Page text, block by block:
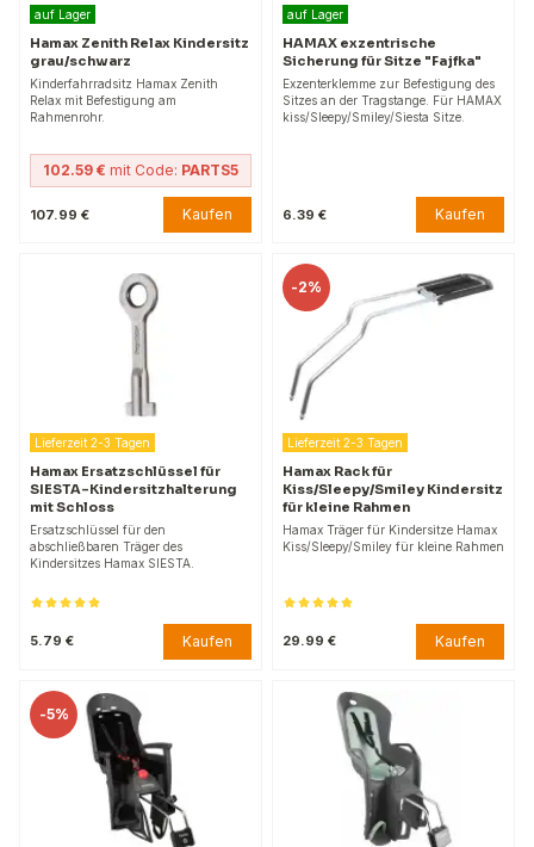
auf Lager
Hamax Zenith Relax Kindersitz
grau/schwarz
Kinderfahrradsitz Hamax Zenith
Relax mit Befestigung am
Rahmenrohr.
102.59 € mit Code: PARTS5
107.99 € Kaufen
auf Lager
HAMAX exzentrische
Sicherung für Sitze "Fajfka"
Exzenterklemme zur Befestigung des
Sitzes an der Tragstange. Für HAMAX
kiss/Sleepy/Smiley/Siesta Sitze.
6.39 € Kaufen
Lieferzeit 2-3 Tagen
Hamax Ersatzschlüssel für
SIESTA-Kindersitzhalterung
mit Schloss
Ersatzschlüssel für den
abschließbaren Träger des
Kindersitzes Hamax SIESTA.
5.79 € Kaufen
-2%
Lieferzeit 2-3 Tagen
Hamax Rack für
Kiss/Sleepy/Smiley Kindersitz
für kleine Rahmen
Hamax Träger für Kindersitze Hamax
Kiss/Sleepy/Smiley für kleine Rahmen
29.99 € Kaufen
-5%